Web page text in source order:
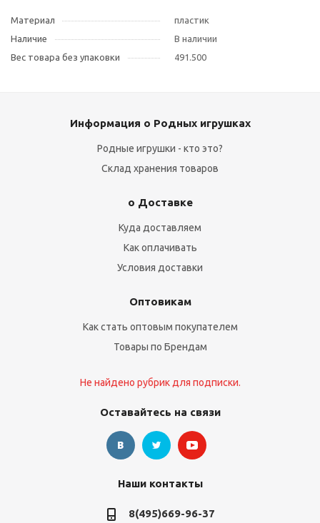
Материал
пластик
Наличие
В наличии
Вес товара без упаковки
491.500
Информация о Родных игрушках
Родные игрушки - кто это?
Склад хранения товаров
о Доставке
Куда доставляем
Как оплачивать
Условия доставки
Оптовикам
Как стать оптовым покупателем
Товары по Брендам
Не найдено рубрик для подписки.
Оставайтесь на связи
Наши контакты
8(495)669-96-37